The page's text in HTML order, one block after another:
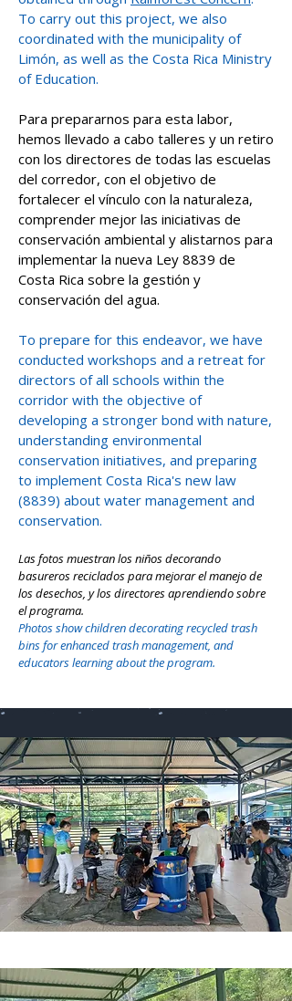
To carry out this project, we also
coordinated with the municipality of
Limón, as well as the Costa Rica Ministry
of Education.
Para prepararnos para esta labor,
hemos llevado a cabo talleres y un retiro
con los directores de todas las escuelas
del corredor, con el objetivo de
fortalecer el vínculo con la naturaleza,
comprender mejor las iniciativas de
conservación ambiental y alistarnos para
implementar la nueva Ley 8839 de
Costa Rica sobre la gestión y
conservación del agua.
​To prepare for this endeavor, we have
conducted workshops and a retreat for
directors of all schools within the
corridor with the objective of
developing a stronger bond with nature,
understanding environmental
conservation initiatives, and preparing
to implement Costa Rica's new law
(8839) about water management and
conservation.
Las fotos muestran los niños decorando
basureros reciclados para mejorar el manejo de
los desechos, y los directores aprendiendo sobre
el programa.
Photos show children decorating recycled trash
bins for enhanced trash management, and
educators learning about the program.